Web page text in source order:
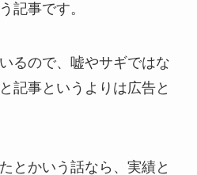
記事です。
るので、嘘やサギではな
記事というよりは広告と
とかいう話なら、実績と